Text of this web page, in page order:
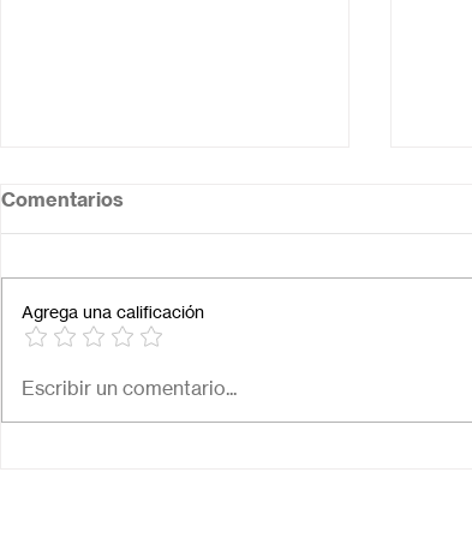
Necesito una secundaria
Comentarios
Agrega una calificación
Escribir un comentario...